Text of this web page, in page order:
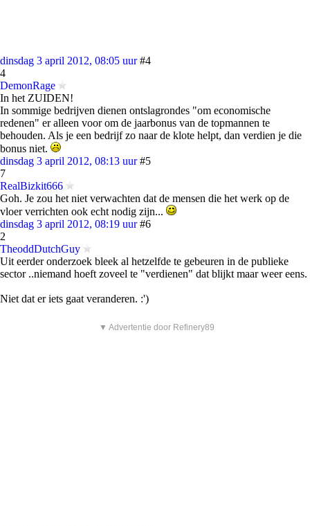
dinsdag 3 april 2012, 08:05 uur #4
4
DemonRage
In het ZUIDEN!
In sommige bedrijven dienen ontslagrondes "om economische
redenen" er alleen voor om de jaarbonus van de topmannen te
behouden. Als je een bedrijf zo naar de klote helpt, dan verdien je die
bonus niet.
dinsdag 3 april 2012, 08:13 uur #5
7
RealBizkit666
Goh. Je zou het niet verwachten dat de mensen die het werk op de
vloer verrichten ook echt nodig zijn...
dinsdag 3 april 2012, 08:19 uur #6
2
TheoddDutchGuy
Uit eerder onderzoek bleek al hetzelfde te gebeuren in de publieke
sector ..niemand hoeft zoveel te "verdienen" dat blijkt maar weer eens.
Niet dat er iets gaat veranderen. :')
▼ Advertentie door Refinery89